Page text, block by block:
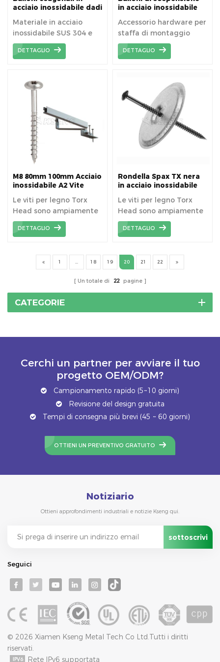
acciaio inossidabile dadi
montaggio solare
Materiale in acciaio
inossidabile SUS 304 e
bulloni a testa
esagonale ad alta
DETTAGLIO
in acciaio inossidabile
montaggio su tetto
solare fotovoltaico
Accessorio hardware per
staffa di montaggio
solare con gancio in
acciaio inossidabile SUS
DETTAGLIO
M8 80mm 100mm Acciaio
inossidabile A2 Vite
per tetto in tegole
Struttura di montaggio
solare pv
Le viti per legno Torx
Head sono ampiamente
utilizzate insieme ai
ganci per tetti in tegole,
alle travi di legno.
DETTAGLIO
Rondella Spax TX nera
in acciaio inossidabile
a testa cilindrica Flangia
Torx Drive
Le viti per legno Torx
Head sono ampiamente
utilizzate insieme ai
ganci per tetti in tegole,
alle travi di legno
DETTAGLIO
1 18 19 20 21 22
Un totale di 22 pagine
CATEGORIE
Cerchi un partner per avviare il tuo
progetto OEM/ODM?
Campionamento rapido (5~10 giorni)
Revisione del design gratuita
Tempi di consegna più brevi (45 ~ 60 giorni)
OTTIENI UN PREVENTIVO GRATUITO
Notiziario
Ottieni approfondimenti industriali e notizie Kseng qui.
Seguici
© 2026 Xiamen Kseng Metal Tech Co Ltd.Tutti i diritti
riservati.
Rete IPv6 supportata